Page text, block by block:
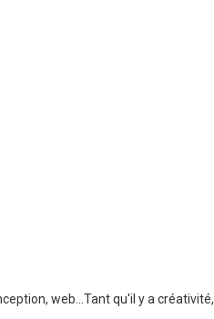
web...Tant qu'il y a créativité,